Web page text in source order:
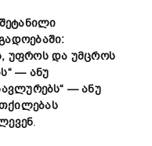
უფროს და უმცროს
— ანუ
— ანუ
.